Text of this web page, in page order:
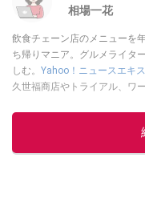
相場一花
飲食チェーン店のメニューを
ち帰りマニア。グルメライタ
しむ。 Yahoo！ニュースエキ
久世福商店やトライアル、ワ
「週刊プレイボーイ」、宝島
ルメライター、食の専門家と